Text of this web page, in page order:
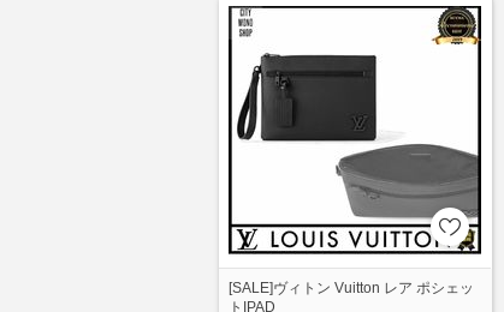
[SALE]ヴィトン Vuitton レア ポシェッ
トIPAD